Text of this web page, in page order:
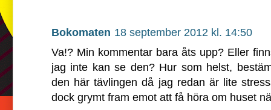
Bokomaten 18 september 2012 kl. 14:50
Va!? Min kommentar bara åts upp? Eller
jag inte kan se den? Hur som helst,
den här tävlingen då jag redan är lite
dock grymt fram emot att få höra om huset